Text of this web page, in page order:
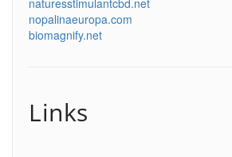
nopalinaeuropa.com
biomagnify.net
Links